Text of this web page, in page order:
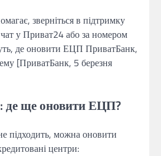
зверніться в підтримку
у Приват24 або за номером
де оновити ЕЦП ПриватБанк,
[ПриватБанк, 5 березня
де ще оновити ЕЦП?
підходить, можна оновити
центри: